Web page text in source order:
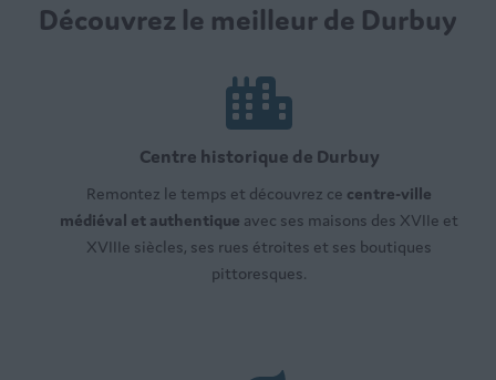
Découvrez le meilleur de Durbuy
Centre historique de Durbuy
Remontez le temps et découvrez ce centre-ville
médiéval et authentique avec ses maisons des XVIIe et
XVIIIe siècles, ses rues étroites et ses boutiques
pittoresques.